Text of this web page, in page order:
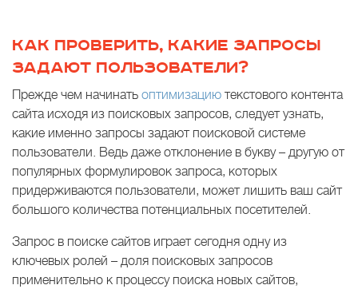
КАК ПРОВЕРИТЬ, КАКИЕ ЗАПРОСЫ
ЗАДАЮТ ПОЛЬЗОВАТЕЛИ?
Прежде чем начинать оптимизацию текстового контента
сайта исходя из поисковых запросов, следует узнать,
какие именно запросы задают поисковой системе
пользователи. Ведь даже отклонение в букву – другую от
популярных формулировок запроса, которых
придерживаются пользователи, может лишить ваш сайт
большого количества потенциальных посетителей.
Запрос в поиске сайтов играет сегодня одну из
ключевых ролей – доля поисковых запросов
применительно к процессу поиска новых сайтов,